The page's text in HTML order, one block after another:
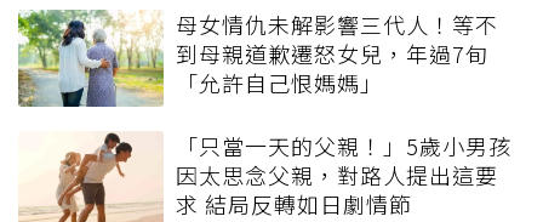
母女情仇未解影響三代人！等不
到母親道歉遷怒女兒，年過7旬
「允許自己恨媽媽」
「只當一天的父親！」5歲小男孩
因太思念父親，對路人提出這要
求 結局反轉如日劇情節